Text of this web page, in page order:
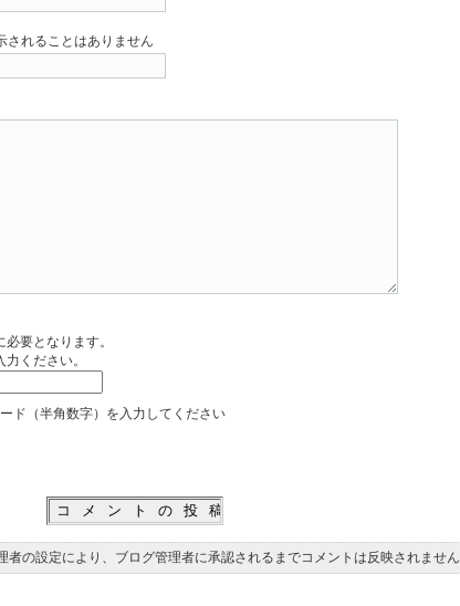
されることはありません
要となります。
ください。
ド（半角数字）を入力してください
の設定により、ブログ管理者に承認されるまでコメントは反映されません